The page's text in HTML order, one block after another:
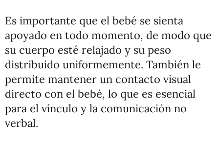
Es importante que el bebé se sienta
apoyado en todo momento, de modo que
su cuerpo esté relajado y su peso
distribuido uniformemente. También le
permite mantener un contacto visual
directo con el bebé, lo que es esencial
para el vínculo y la comunicación no
verbal.